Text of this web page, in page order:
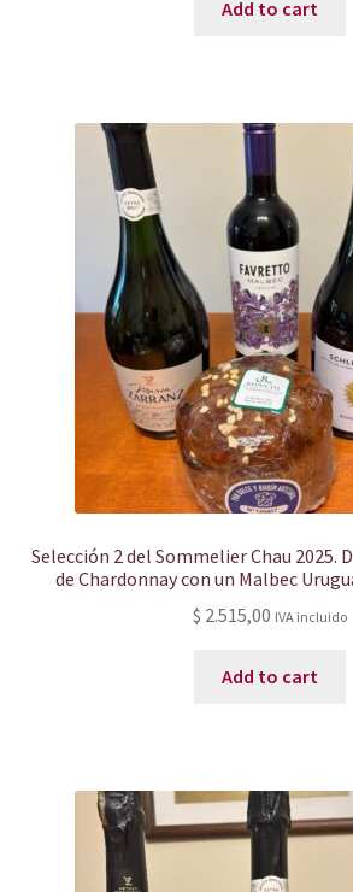
Add to cart
Selección 2 del Sommelier Chau 2025.
de Chardonnay con un Malbec
$ 2.515,00 IVA incluido
Add to cart